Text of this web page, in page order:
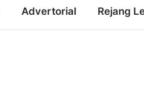
Advertorial Rejang